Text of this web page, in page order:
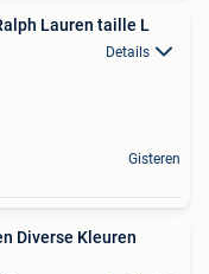
Lauren taille L
Details
Gisteren
Diverse Kleuren